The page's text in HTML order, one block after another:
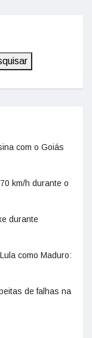
com o Goiás
km/h durante o
durante
como Maduro:
de falhas na